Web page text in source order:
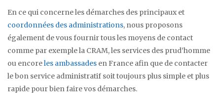
En ce qui concerne les démarches des principaux et
coordonnées des administrations, nous proposons
également de vous fournir tous les moyens de contact
comme par exemple la CRAM, les services des prud’homme
ou encoreles ambassades en France afin que de contacter
le bon service administratif soit toujours plus simple et plus
rapide pour bien faire vos démarches.